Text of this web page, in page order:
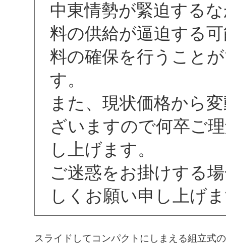
中東情勢が緊迫する
料の供給が逼迫する
料の確保を行うこと
す。
また、現状価格から
ざいますので何卒ご
し上げます。
ご迷惑をお掛けする
しくお願い申し上げ
スライドしてコンパクトにしまえる組立式